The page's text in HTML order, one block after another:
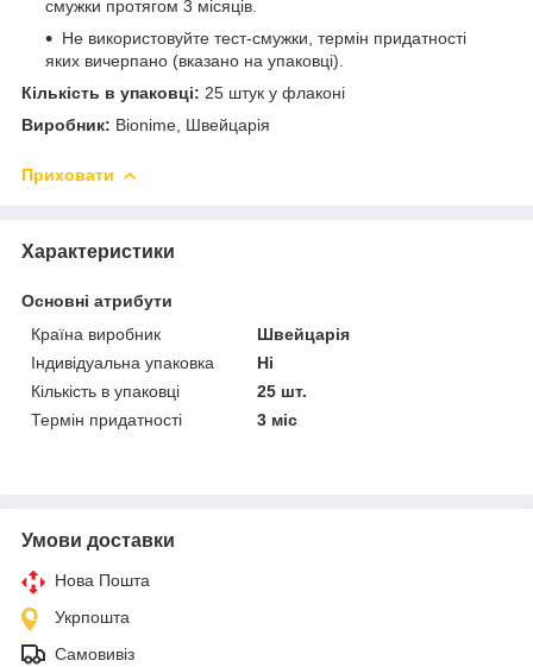
смужки протягом 3 місяців.
Не використовуйте тест-смужки, термін придатності
яких вичерпано (вказано на упаковці).
Кількість в упаковці: 25 штук у флаконі
Виробник: Bionime, Швейцарія
Приховати
Характеристики
Основні атрибути
Країна виробник
Швейцарія
Індивідуальна упаковка
Ні
Кількість в упаковці
25 шт.
Термін придатності
3 міс
Умови доставки
Нова Пошта
Укрпошта
Самовивіз